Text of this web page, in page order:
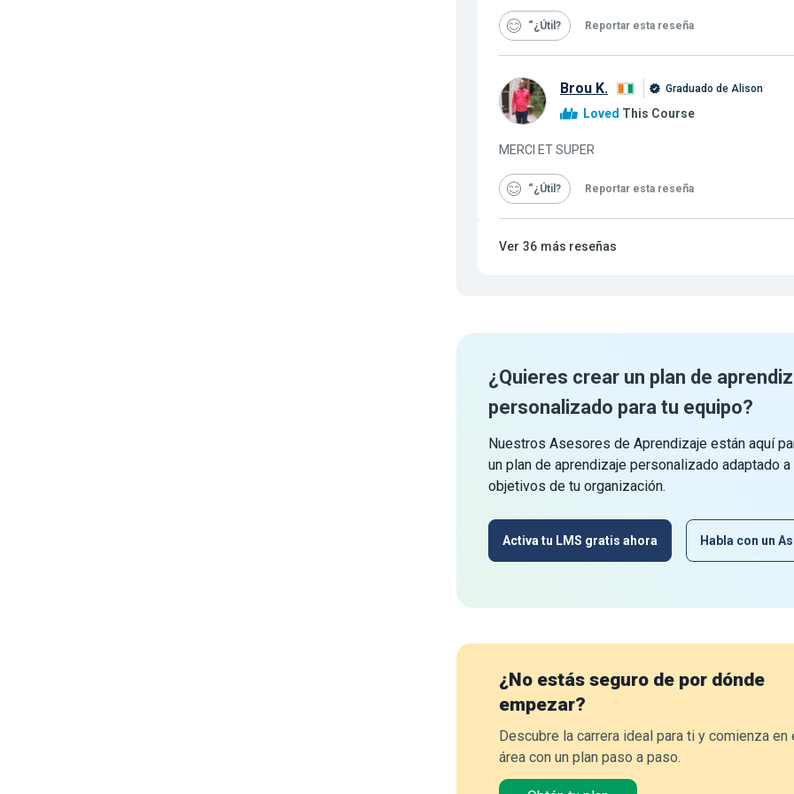
“¿Útil Reportar esta reseña
Brou K. Graduado de Alison
Loved This Course
MERCI ET SUPER
“¿Útil Reportar esta reseña
Ver 36 más reseñas
¿Quieres crear un plan de
personalizado para tu equipo?
Nuestros Asesores de Aprendizaje están aquí
un plan de aprendizaje personalizado adaptado
objetivos de tu organización.
Activa tu LMS gratis ahora Habla con un
¿No estás seguro de por dónde
empezar?
Descubre la carrera ideal para ti y comienza en
área con un plan paso a paso.